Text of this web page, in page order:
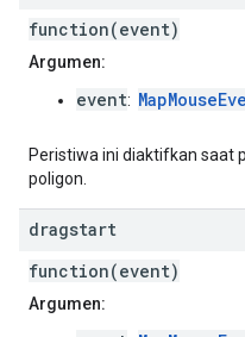
function(event)
Argumen:
event:
Peristiwa ini diaktifkan saat
poligon.
dragstart
function(event)
Argumen: